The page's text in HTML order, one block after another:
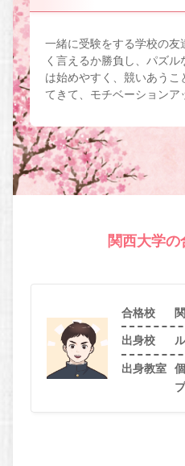
一緒に受験をする学校の友
く言えるか勝負し、パズ
は始めやすく、競いあうこ
てきて、モチベーションア
関西大学
合格校
出身校
出身教室